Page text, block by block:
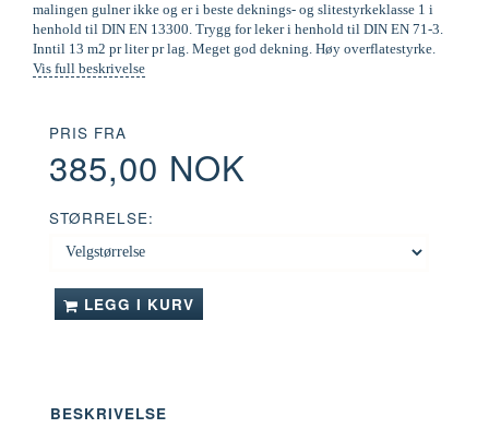
malingen gulner ikke og er i beste deknings- og slitestyrkeklasse 1 i
henhold til DIN EN 13300. Trygg for leker i henhold til DIN EN 71-3.
Inntil 13 m2 pr liter pr lag. Meget god dekning. Høy overflatestyrke.
Vis full beskrivelse
PRIS FRA
385,00 NOK
STØRRELSE:
LEGG I KURV
BESKRIVELSE